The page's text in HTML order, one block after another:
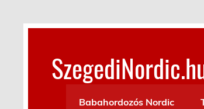
content
Babahordozós Nordic